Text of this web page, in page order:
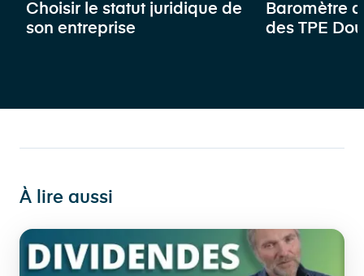
Choisir le statut juridique de
son entreprise
Baromètre
des TPE
À lire aussi